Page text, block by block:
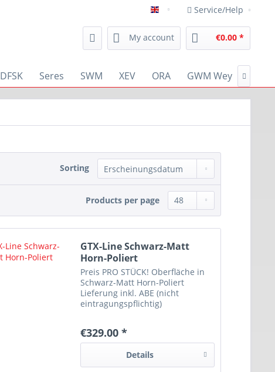
english Service/Help
My account €0.00 *
DFSK Seres SWM XEV ORA GWM Wey 
Sorting
Products per page
GTX-Line Schwarz-Matt
Horn-Poliert
Preis PRO STÜCK! Oberfläche in
Schwarz-Matt Horn-Poliert
Lieferung inkl. ABE (nicht
eintragungspflichtig)
€329.00 *
Details